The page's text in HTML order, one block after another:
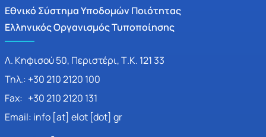
Εθνικό Σύστημα Υποδομών Ποιότητας
Ελληνικός Οργανισμός Τυποποίησης
Λ. Κηφισού 50, Περιστέρι, Τ.Κ. 121 33
Τηλ.: +30 210 2120 100
Fax: +30 210 2120 131
Email: info [at] elot [dot] gr